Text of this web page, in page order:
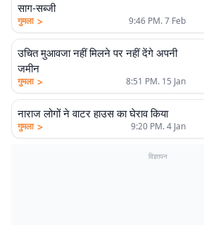
साग-सब्जी
गुमला > 9:46 PM. 7 Feb
उचित मुआवजा नहीं मिलने पर नहीं देंगे अपनी
जमीन
गुमला > 8:51 PM. 15 Jan
नाराज लोगों ने वाटर हाउस का घेराव किया
गुमला > 9:20 PM. 4 Jan
विज्ञापन